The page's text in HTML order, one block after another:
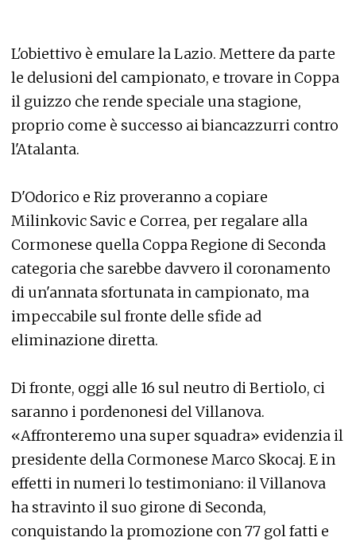
L'obiettivo è emulare la Lazio. Mettere da parte
le delusioni del campionato, e trovare in Coppa
il guizzo che rende speciale una stagione,
proprio come è successo ai biancazzurri contro
l'Atalanta.
D'Odorico e Riz proveranno a copiare
Milinkovic Savic e Correa, per regalare alla
Cormonese quella Coppa Regione di Seconda
categoria che sarebbe davvero il coronamento
di un'annata sfortunata in campionato, ma
impeccabile sul fronte delle sfide ad
eliminazione diretta.
Di fronte, oggi alle 16 sul neutro di Bertiolo, ci
saranno i pordenonesi del Villanova.
«Affronteremo una super squadra» evidenzia il
presidente della Cormonese Marco Skocaj. E in
effetti in numeri lo testimoniano: il Villanova
ha stravinto il suo girone di Seconda,
conquistando la promozione con 77 gol fatti e